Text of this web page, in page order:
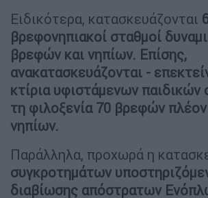
Ειδικότερα, κατασκευάζονται
βρεφονηπιακοί σταθμοί
βρεφών και νηπίων. Επίσης,
ανακατασκευάζονται -
κτίρια υφιστάμενων παιδικών
τη φιλοξενία 70 βρεφών
νηπίων.
Παράλληλα, προχωρά η
συγκροτημάτων
διαβίωσης απόστρατων